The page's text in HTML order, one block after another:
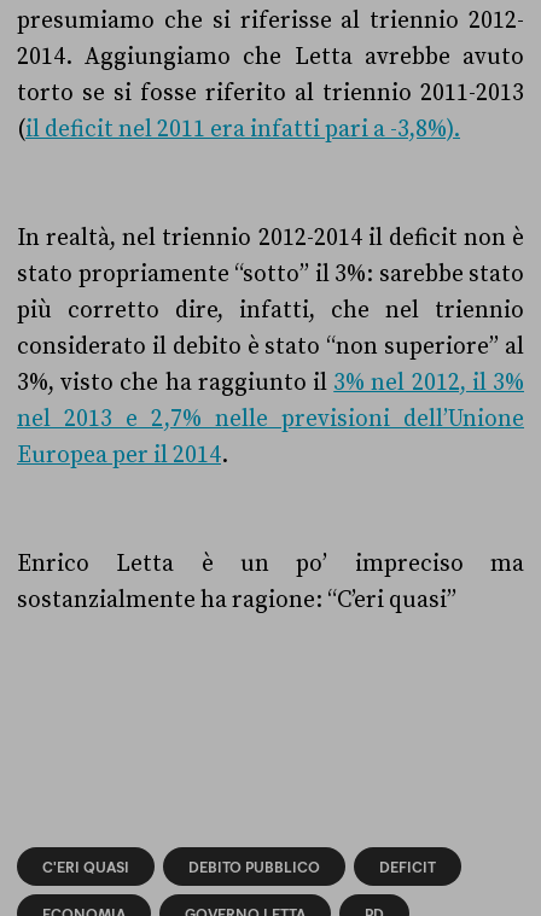
presumiamo che si riferisse al triennio 2012-
2014. Aggiungiamo che Letta avrebbe avuto
torto se si fosse riferito al triennio 2011-2013
(il deficit nel 2011 era infatti pari a -3,8%).
In realtà, nel triennio 2012-2014 il deficit non è
stato propriamente “sotto” il 3%: sarebbe stato
più corretto dire, infatti, che nel triennio
considerato il debito è stato “non superiore” al
3%, visto che ha raggiunto il 3% nel 2012, il 3%
nel 2013 e 2,7% nelle previsioni dell’Unione
Europea per il 2014.
Enrico Letta è un po’ impreciso ma
sostanzialmente ha ragione: “C’eri quasi”
C'ERI QUASI DEBITO PUBBLICO DEFICIT